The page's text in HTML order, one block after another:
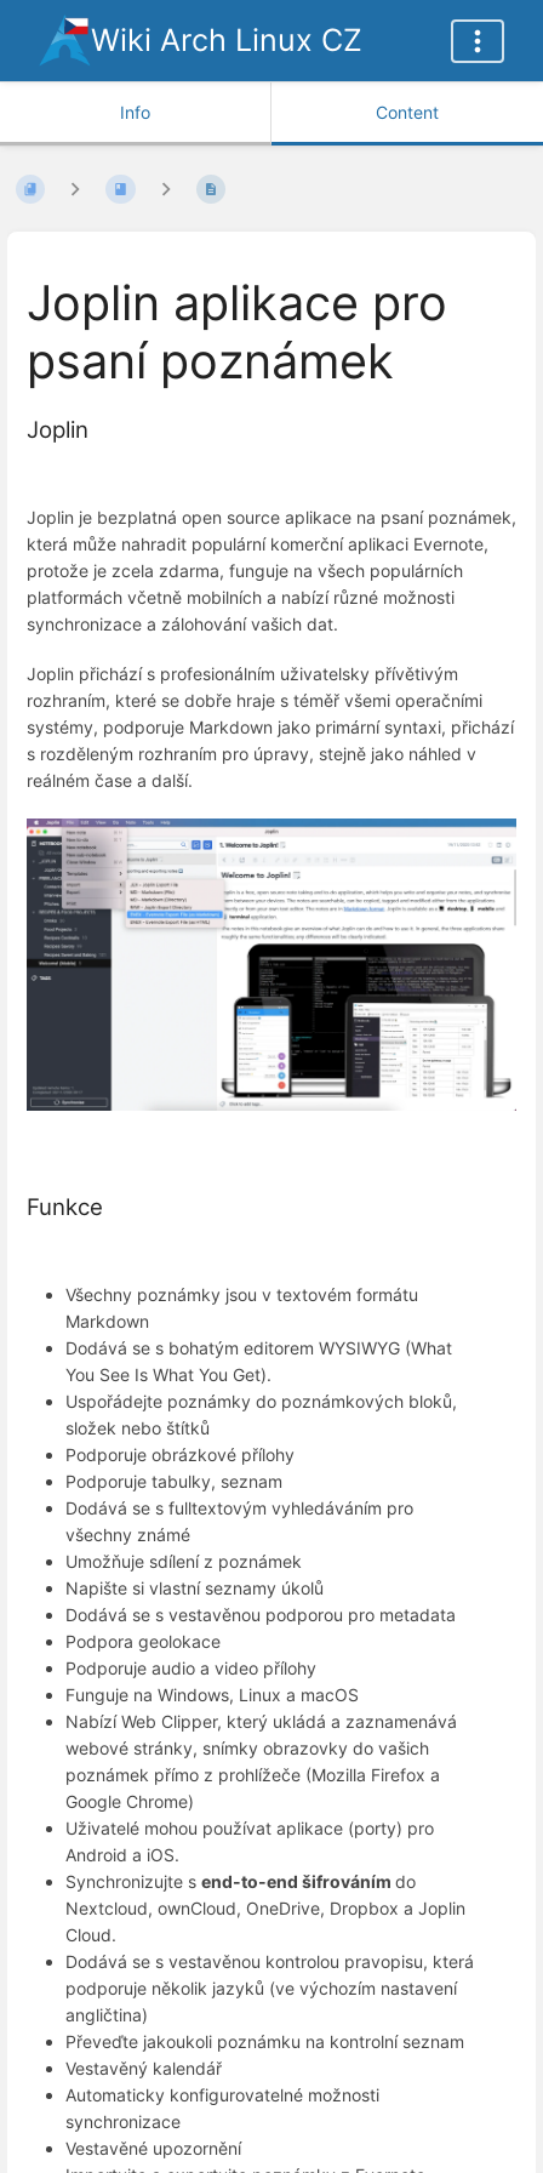
Wiki Arch Linux CZ
Info Content
Joplin aplikace pro
psaní poznámek
Joplin
Joplin je bezplatná open source aplikace na psaní poznámek,
která může nahradit populární komerční aplikaci Evernote,
protože je zcela zdarma, funguje na všech populárních
platformách včetně mobilních a nabízí různé možnosti
synchronizace a zálohování vašich dat.
Joplin přichází s profesionálním uživatelsky přívětivým
rozhraním, které se dobře hraje s téměř všemi operačními
systémy, podporuje Markdown jako primární syntaxi, přichází
s rozděleným rozhraním pro úpravy, stejně jako náhled v
reálném čase a další.
Funkce
Všechny poznámky jsou v textovém formátu
Markdown
Dodává se s bohatým editorem WYSIWYG (What
You See Is What You Get).
Uspořádejte poznámky do poznámkových bloků,
složek nebo štítků
Podporuje obrázkové přílohy
Podporuje tabulky, seznam
Dodává se s fulltextovým vyhledáváním pro
všechny známé
Umožňuje sdílení z poznámek
Napište si vlastní seznamy úkolů
Dodává se s vestavěnou podporou pro metadata
Podpora geolokace
Podporuje audio a video přílohy
Funguje na Windows, Linux a macOS
Nabízí Web Clipper, který ukládá a zaznamenává
webové stránky, snímky obrazovky do vašich
poznámek přímo z prohlížeče (Mozilla Firefox a
Google Chrome)
Uživatelé mohou používat aplikace (porty) pro
Android a iOS.
Synchronizujte s end-to-end šifrováním do
Nextcloud, ownCloud, OneDrive, Dropbox a Joplin
Cloud.
Dodává se s vestavěnou kontrolou pravopisu, která
podporuje několik jazyků (ve výchozím nastavení
angličtina)
Převeďte jakoukoli poznámku na kontrolní seznam
Vestavěný kalendář
Automaticky konfigurovatelné možnosti
synchronizace
Vestavěné upozornění